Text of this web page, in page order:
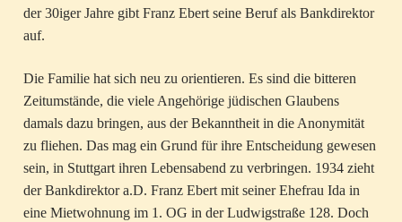
der 30iger Jahre gibt Franz Ebert seine Beruf als Bankdirektor
auf.
Die Familie hat sich neu zu orientieren. Es sind die bitteren
Zeitumstände, die viele Angehörige jüdischen Glaubens
damals dazu bringen, aus der Bekanntheit in die Anonymität
zu fliehen. Das mag ein Grund für ihre Entscheidung gewesen
sein, in Stuttgart ihren Lebensabend zu verbringen. 1934 zieht
der Bankdirektor a.D. Franz Ebert mit seiner Ehefrau Ida in
eine Mietwohnung im 1. OG in der Ludwigstraße 128. Doch